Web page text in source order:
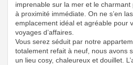
imprenable sur la mer et le
à proximité immédiate. On ne s’en
emplacement idéal et agréable pour
voyages d’affaires.
Vous serez séduit par notre
totalement refait à neuf, nous avons
un lieu cosy, chaleureux et douillet.